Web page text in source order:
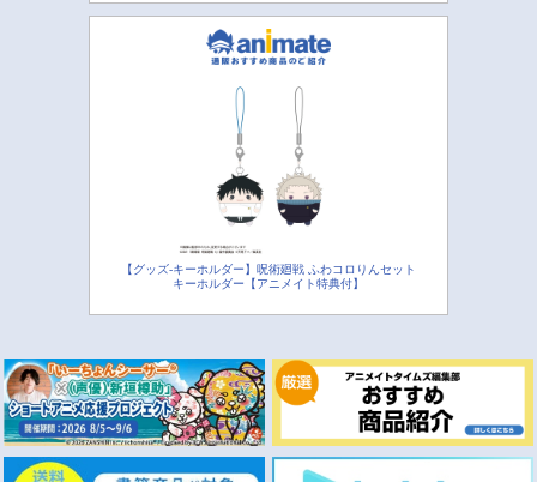
【グッズ-キーホルダー】呪術廻戦 ふわコロりんセット
キーホルダー【アニメイト特典付】